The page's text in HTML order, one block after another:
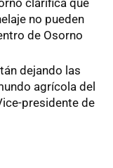
clarifica que
no pueden
de Osorno
dejando las
agrícola del
presidente de